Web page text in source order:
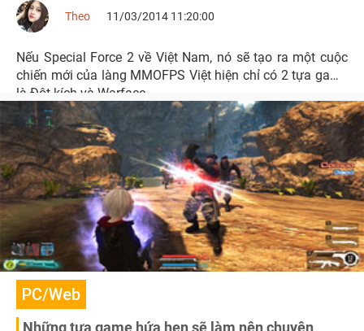
Theo 11/03/2014 11:20:00
Nếu Special Force 2 về Việt Nam, nó sẽ tạo ra một cuộc
chiến mới của làng MMOFPS Việt hiện chỉ có 2 tựa game
là Đột kích và Warface.
PC/Web
Những tựa game hứa hẹn sẽ làm nên chuyện